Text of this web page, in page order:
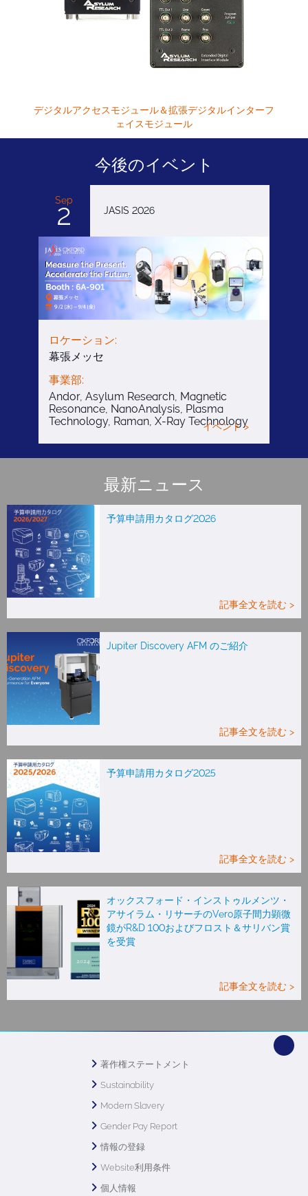
デジタルアクセスモジュール＆拡張デジタルインターフ
ェイスモジュール
今後のイベント
Sep
2 JASIS 2026
ロケーション:
幕張メッセ
事業部:
Andor, Asylum Research, Magnetic
Resonance, NanoAnalysis, Plasma
Technology, Raman, X-Ray Technology
イベント >
最新ニュース
予算申請用カタログ2026
記事全文を読む >
Jupiter Discovery AFM のご紹介
記事全文を読む >
予算申請用カタログ2025
記事全文を読む >
オックスフォード・インストゥルメンツ・
アサイラム・リサーチのVero原子間力顕微
鏡がR&D 100およびフロスト＆サリバン賞
を受賞
記事全文を読む >
著作権ステートメント
Sustainability
Modern Slavery
Gender Pay Report
情報の登録
Website利用条件
個人情報